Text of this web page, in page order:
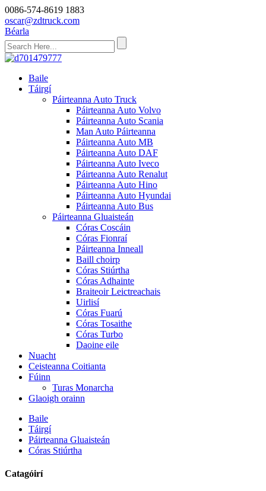
0086-574-8619 1883
oscar@zdtruck.com
Béarla
Baile
Táirgí
Páirteanna Auto Truck
Páirteanna Auto Volvo
Páirteanna Auto Scania
Man Auto Páirteanna
Páirteanna Auto MB
Páirteanna Auto DAF
Páirteanna Auto Iveco
Páirteanna Auto Renalut
Páirteanna Auto Hino
Páirteanna Auto Hyundai
Páirteanna Auto Bus
Páirteanna Gluaisteán
Córas Coscáin
Córas Fionraí
Páirteanna Inneall
Baill choirp
Córas Stiúrtha
Córas Adhainte
Braiteoir Leictreachais
Uirlisí
Córas Fuarú
Córas Tosaithe
Córas Turbo
Daoine eile
Nuacht
Ceisteanna Coitianta
Fúinn
Turas Monarcha
Glaoigh orainn
Baile
Táirgí
Páirteanna Gluaisteán
Córas Stiúrtha
Catagóirí